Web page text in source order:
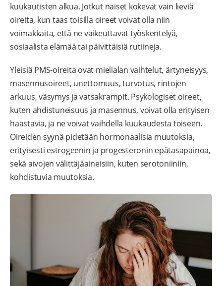
kuukautisten alkua. Jotkut naiset kokevat vain lieviä
oireita, kun taas toisilla oireet voivat olla niin
voimakkaita, että ne vaikeuttavat työskentelyä,
sosiaalista elämää tai päivittäisiä rutiineja.
Yleisiä PMS-oireita ovat mielialan vaihtelut, ärtyneisyys,
masennusoireet, unettomuus, turvotus, rintojen
arkuus, väsymys ja vatsakrampit. Psykologiset oireet,
kuten ahdistuneisuus ja masennus, voivat olla erityisen
haastavia, ja ne voivat vaihdella kuukaudesta toiseen.
Oireiden syynä pidetään hormonaalisia muutoksia,
erityisesti estrogeenin ja progesteronin epätasapainoa,
sekä aivojen välittäjäaineisiin, kuten serotoniiniin,
kohdistuvia muutoksia.